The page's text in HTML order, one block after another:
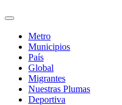
Metro
Municipios
País
Global
Migrantes
Nuestras Plumas
Deportiva